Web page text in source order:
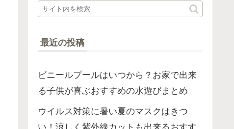
最近の投稿
ビニールプールはいつから？お家で出来
る子供が喜ぶおすすめの水遊びまとめ
ウイルス対策に暑い夏のマスクはきつ
い！涼しく紫外線カットも出来るおすす